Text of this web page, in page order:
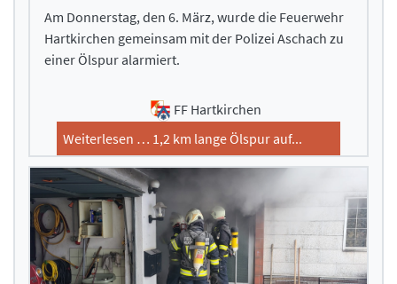
Am Donnerstag, den 6. März, wurde die Feuerwehr
Hartkirchen gemeinsam mit der Polizei Aschach zu
einer Ölspur alarmiert.
FF Hartkirchen
Weiterlesen … 1,2 km lange Ölspur auf...